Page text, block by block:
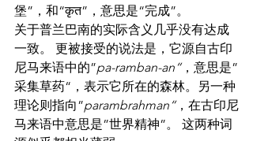
堡”，和“कृत”，意思是“完成”。
关于普兰巴南的实际含义几乎没有达成
一致。 更被接受的说法是，它源自古印
尼马来语中的”pa-ramban-an“，意思是”
采集草药“，表示它所在的森林。另一种
理论则指向”parambrahman“，在古印尼
马来语中意思是”世界精神”。 这两种词